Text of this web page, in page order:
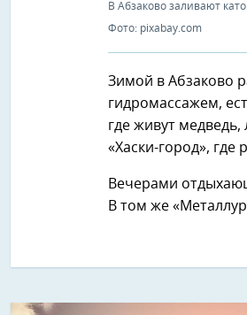
В Абзаково заливают
Фото: pixabay.com
Зимой в Абзаково
гидромассажем,
где живут
«Хаски-город»,
Вечерами
В том же